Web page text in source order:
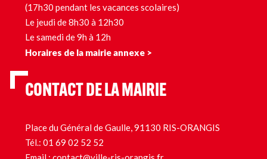
(17h30 pendant les vacances scolaires)
Le jeudi de 8h30 à 12h30
Le samedi de 9h à 12h
Horaires de la mairie annexe >
CONTACT DE LA MAIRIE
Place du Général de Gaulle, 91130 RIS-ORANGIS
Tél.: 01 69 02 52 52